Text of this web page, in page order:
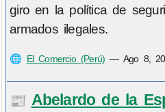
giro en la política de
armados ilegales.
🌐 El Comercio (Perú) — Ago 8,
📰 Abelardo de la